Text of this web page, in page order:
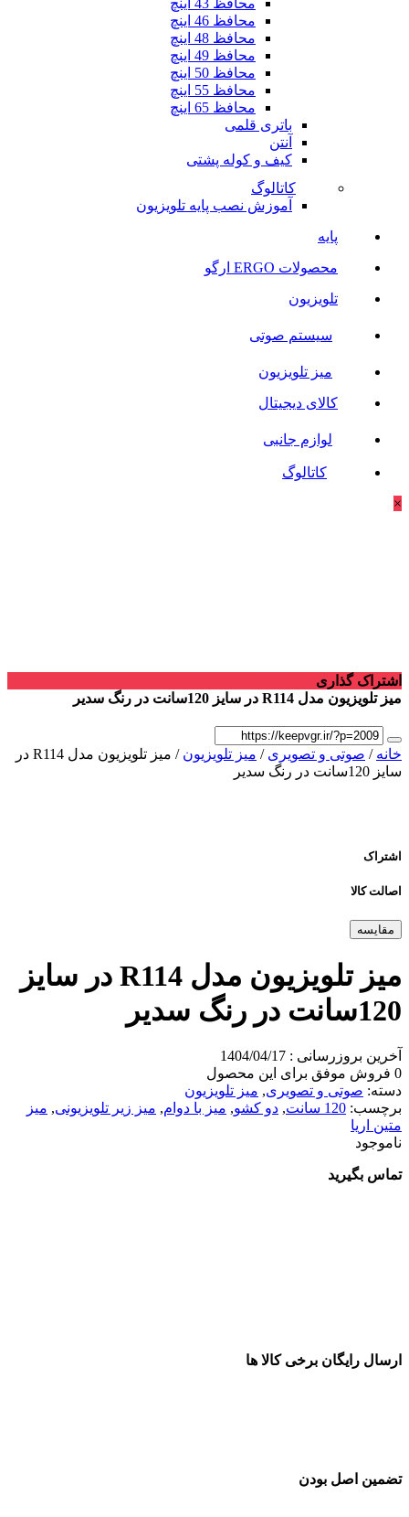
محافظ 46 اینچ
محافظ 48 اینچ
محافظ 49 اینچ
محافظ 50 اینچ
محافظ 55 اینچ
محافظ 65 اینچ
باتری قلمی
آنتن
کیف و کوله پشتی
کاتالوگ
آموزش نصب پایه تلویزیون
پایه
محصولات ERGO ارگو
تلویزیون
سیستم صوتی
میز تلویزیون
کالای دیجیتال
لوازم جانبی
کاتالوگ
×
اشتراک گذاری
میز تلویزیون مدل R114 در سایز 120سانت در رنگ سدیر
خانه / صوتی و تصویری / میز تلویزیون
/ میز تلویزیون مدل R114 در
سایز 120سانت در رنگ سدیر
اشتراک
اصالت کالا
مقایسه
میز تلویزیون مدل R114 در سایز
120سانت در رنگ سدیر
آخرین بروزرسانی : 1404/04/17
0 فروش موفق برای این محصول
دسته: صوتی و تصویری, میز تلویزیون
برچسب: 120 سانت , دو کشو, میز با دوام, میز زیر تلویزیونی, میز
متین اریا
ناموجود
تماس بگیرید
ارسال رایگان برخی کالا ها
تضمین اصل بودن